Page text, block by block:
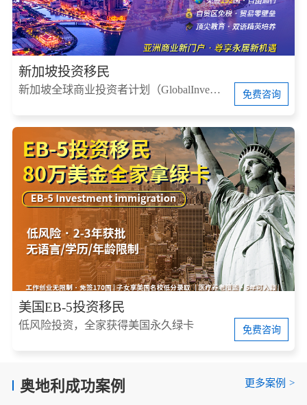
新加坡投资移民
新加坡全球商业投资者计划（GlobalInvestorProgram，简称GIP） 免费咨询
美国EB-5投资移民
低风险投资，全家获得美国永久绿卡 免费咨询
奥地利成功案例 更多案例 >